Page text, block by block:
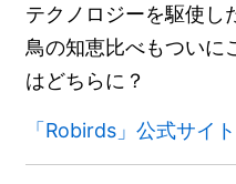
テクノロジーを駆使し
鳥の知恵比べもついに
はどちらに？
「Robirds」公式サイト